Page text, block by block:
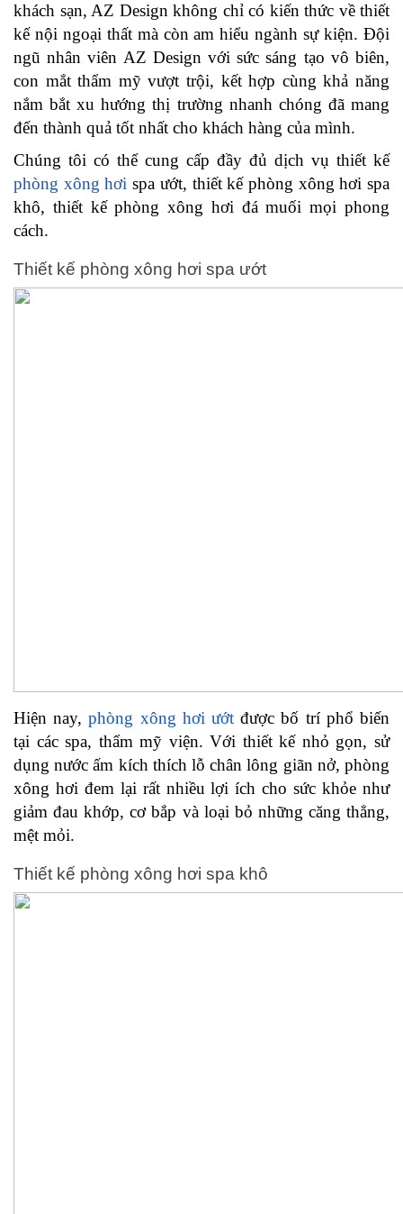
khách sạn, AZ Design không chỉ có kiến thức về thiết
kế nội ngoại thất mà còn am hiểu ngành sự kiện. Đội
ngũ nhân viên AZ Design với sức sáng tạo vô biên,
con mắt thẩm mỹ vượt trội, kết hợp cùng khả năng
nắm bắt xu hướng thị trường nhanh chóng đã mang
đến thành quả tốt nhất cho khách hàng của mình.
Chúng tôi có thể cung cấp đầy đủ dịch vụ thiết kế
phòng xông hơi spa ướt, thiết kế phòng xông hơi spa
khô, thiết kế phòng xông hơi đá muối mọi phong
cách.
Thiết kế phòng xông hơi spa ướt
Hiện nay,phòng xông hơi ướt được bố trí phổ biến
tại các spa, thẩm mỹ viện. Với thiết kế nhỏ gọn, sử
dụng nước ấm kích thích lỗ chân lông giãn nở, phòng
xông hơi đem lại rất nhiều lợi ích cho sức khỏe như
giảm đau khớp, cơ bắp và loại bỏ những căng thẳng,
mệt mỏi.
Thiết kế phòng xông hơi spa khô